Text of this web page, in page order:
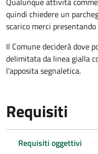
quindi chiedere un
scarico merci
Il Comune deciderà dove
delimitata da linea gialla
l'apposita segnaletica.
Requisiti
Requisiti oggettivi